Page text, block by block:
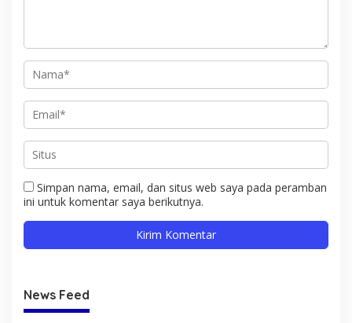
Simpan nama, email, dan situs web saya pada peramban
ini untuk komentar saya berikutnya.
News Feed